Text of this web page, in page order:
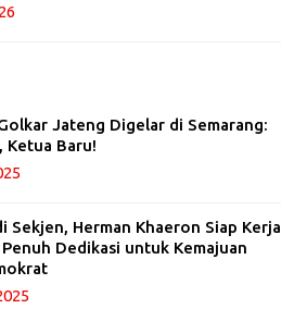
Jateng Digelar di Semarang:
Ketua Baru!
Sekjen, Herman Khaeron Siap Kerja
Dedikasi untuk Kemajuan